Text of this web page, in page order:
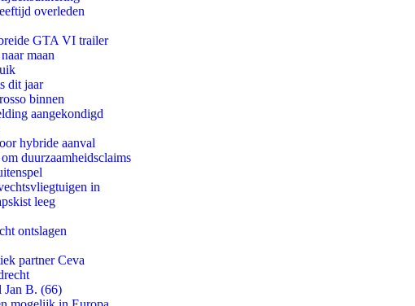
overleden
GTA VI trailer
maan
dit jaar
binnen
aangekondigd
hybride aanval
duurzaamheidsclaims
in
leeg
ontslagen
partner Ceva
Jan B. (66)